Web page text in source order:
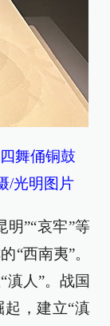
舞俑铜鼓
/光明图片
明”“哀牢”等
“西南夷”。
滇人”。战国
起，建立“滇